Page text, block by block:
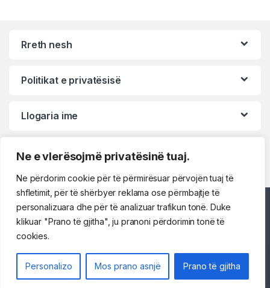
Ne e vlerësojmë privatësinë tuaj.
Ne përdorim cookie për të përmirësuar përvojën tuaj të
shfletimit, për të shërbyer reklama ose përmbajtje të
personalizuara dhe për të analizuar trafikun tonë. Duke
klikuar "Prano të gjitha", ju pranoni përdorimin tonë të
cookies.
Personalizo Mos prano asnjë Prano të gjitha
Rreth nesh
Politikat e privatësisë
Llogaria ime
069 73 48 717
Përshëndetje!